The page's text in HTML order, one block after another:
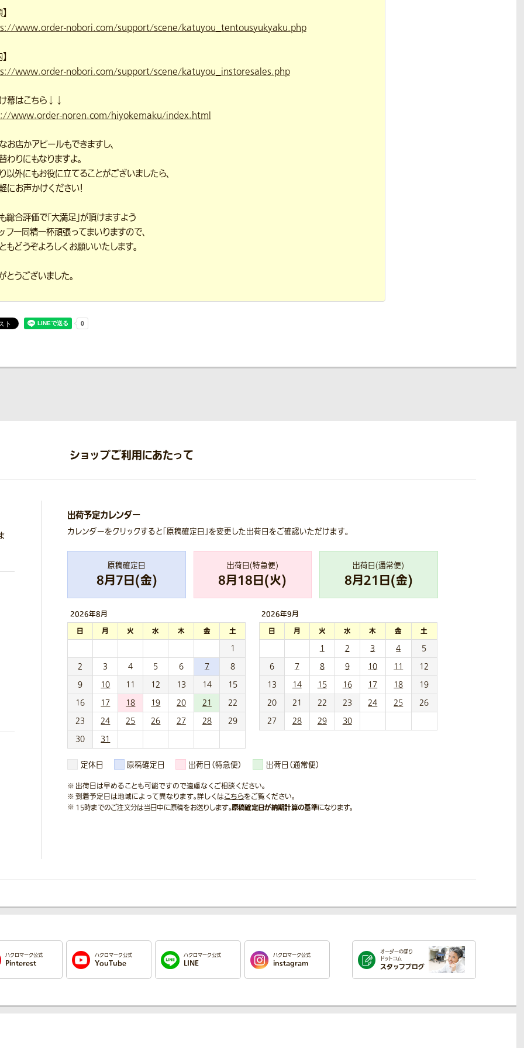
www.order-nobori.com/support/scene/katuyou_tentousyukyaku.php
www.order-nobori.com/support/scene/katuyou_instoresales.php
幕はこちら↓↓
www.order-noren.com/hiyokemaku/index.html
お店かアピールもできますし、
わりにもなりますよ。
以外にもお役に立てることがございましたら、
にお声かけください！
総合評価で「大満足」が頂けますよう
フ一同精一杯頑張ってまいりますので、
もどうぞよろしくお願いいたします。
とうございました。
ショップご利用にあたって
出荷予定カレンダー
カレンダーをクリックすると「原稿確定日」を変更した出荷日をご確認いただけます。
原稿確定日
8月7日(金)
出荷日(特急便)
8月18日(火)
出荷日(通常便)
8月21 日(金)
2026年8月
日 月 火 水 木 金
土
1
2
3 4 5 6 7
8
9
10 11 12 13 14
15
16
17 18 19 20 21
22
23
24 25 26 27 28
29
30
31
2026年9月
日 月 火 水 木 金
土
1
2 3 4
5
6
7 8 9 10 11
12
13
14 15 16 17 18
19
20
21 22 23 24 25
26
27
28 29 30
定休日 原稿確定日 出荷日（特急便） 出荷日（通常便）
出荷日は早めることも可能ですので遠慮なくご相談ください。
到着予定日は地域によって異なります。詳しくはこちらをご覧ください。
15時までのご注文分は当日中に原稿をお送りします。原稿確定日が納期計算の基準になります。
ハクロマーク公式
Pinterest
ハクロマーク公式
YouTube
ハクロマーク公式
LINE
ハクロマーク公式
instagram
オーダーのぼり
ドットコム
スタッフブログ